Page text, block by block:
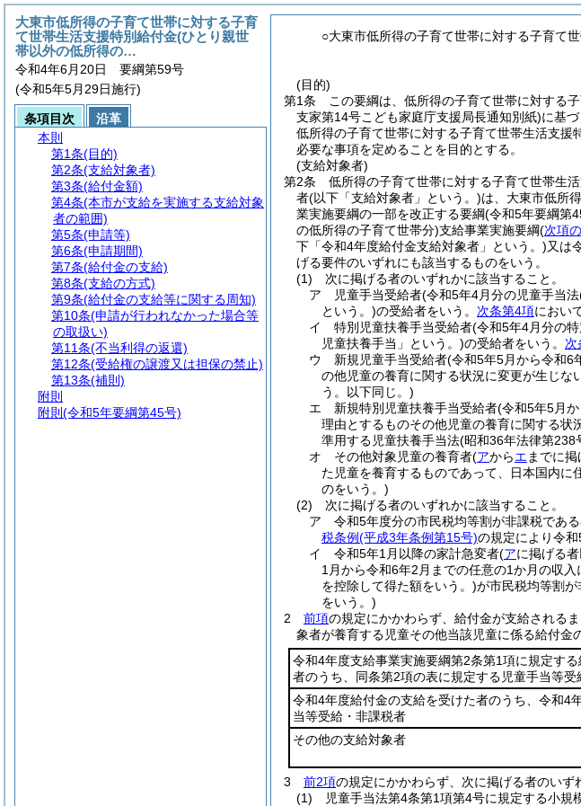
○大東市低所得の子育て世帯に対する子育て
(目的)
第1条
この要綱は、低所得の子育て世帯に対する
支家第14号こども家庭庁支援局長通知別紙)に基
低所得の子育て世帯に対する子育て世帯生活支援
必要な事項を定めることを目的とする。
(支給対象者)
第2条
低所得の子育て世帯に対する子育て世帯生
者(以下「支給対象者」という。)は、大東市低所
業実施要綱の一部を改正する要綱(令和5年要綱第
の低所得の子育て世帯分)支給事業実施要綱(次項
下「令和4年度給付金支給対象者」という。)又は
げる要件のいずれにも該当するものをいう。
(1)
次に掲げる者のいずれかに該当すること。
ア
児童手当受給者(令和5年4月分の児童手当法
という。)の受給者をいう。 次条第4項におい
イ
特別児童扶養手当受給者(令和5年4月分の
児童扶養手当」という。)の受給者をいう。 次
ウ
新規児童手当受給者(令和5年5月から令和6
の他児童の養育に関する状況に変更が生じな
う。以下同じ。)
エ
新規特別児童扶養手当受給者(令和5年5月
理由とするものその他児童の養育に関する状
準用する児童扶養手当法(昭和36年法律第238
オ
その他対象児童の養育者(アからエ までに
た児童を養育するものであって、日本国内
のをいう。)
(2)
次に掲げる者のいずれかに該当すること。
ア
令和5年度分の市民税均等割が非課税であ
税条例(平成3年条例第15号)の規定により令
イ
令和5年1月以降の家計急変者(アに掲げる
1月から令和6年2月までの任意の1か月の収
を控除して得た額をいう。)が市民税均等割
をいう。)
2
前項の規定にかかわらず、給付金が支給されるま
象者が養育する児童その他当該児童に係る給付金
令和4年度支給事業実施要綱第2条第1項に規定する
者のうち、同条第2項の表に規定する児童手当等受
令和4年度給付金の支給を受けた者のうち、令和4
当等受給・非課税者
その他の支給対象者
3
前2項の規定にかかわらず、次に掲げる者のいず
(1)
児童手当法第4条第1項第4号に規定する小規
大東市低所得の子育て世帯に対する子育
て世帯生活支援特別給付金(ひとり親世
帯以外の低所得の…
令和4年6月20日 要綱第59号
(令和5年5月29日施行)
条項目次
沿革
本則
第1条(目的)
第2条(支給対象者)
第3条(給付金額)
第4条(本市が支給を実施する支給対象
者の範囲)
第5条(申請等)
第6条(申請期間)
第7条(給付金の支給)
第8条(支給の方式)
第9条(給付金の支給等に関する周知)
第10条(申請が行われなかった場合等
の取扱い)
第11条(不当利得の返還)
第12条(受給権の譲渡又は担保の禁止)
第13条(補則)
附則
附則 (令和5年要綱第45号)